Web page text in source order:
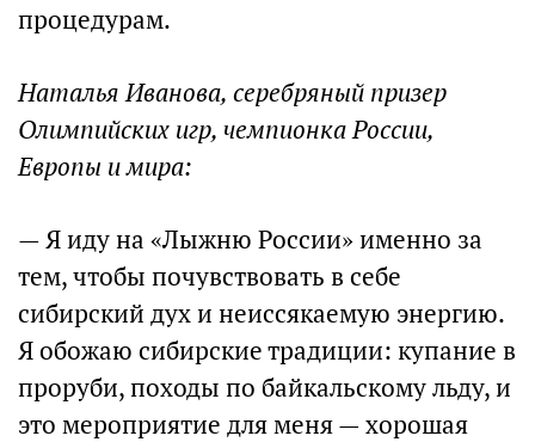
процедурам.
Наталья Иванова, серебряный призер
Олимпийских игр, чемпионка России,
Европы и мира:
— Я иду на «Лыжню России» именно за
тем, чтобы почувствовать в себе
сибирский дух и неиссякаемую энергию.
Я обожаю сибирские традиции: купание в
проруби, походы по байкальскому льду, и
это мероприятие для меня — хорошая